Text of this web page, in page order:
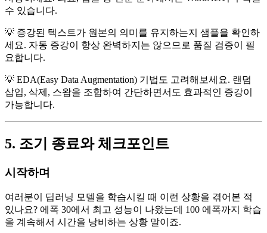
수 있습니다.
💡 증강된 텍스트가 원본의 의미를 유지하는지 샘플을 확인하
세요. 자동 증강이 항상 완벽하지는 않으므로 품질 검증이 필
요합니다.
💡 EDA(Easy Data Augmentation) 기법도 고려해보세요. 랜덤
삽입, 삭제, 스왑을 조합하여 간단하면서도 효과적인 증강이
가능합니다.
5. 조기 종료와 체크포인트
시작하며
여러분이 딥러닝 모델을 학습시킬 때 이런 상황을 겪어본 적
있나요? 에폭 30에서 최고 성능이 나왔는데 100 에폭까지 학습
을 계속해서 시간을 낭비하는 상황 말이죠.